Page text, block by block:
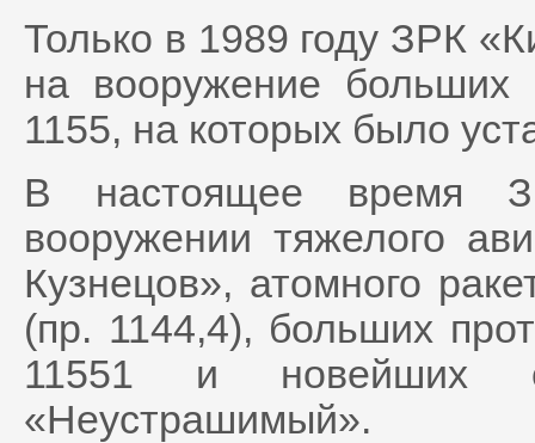
Только в 1989 году ЗРК
на вооружение больших
1155, на которых было
В настоящее время
вооружении тяжелого
Кузнецов», атомного
(пр. 1144,4), больших
11551 и новейших
«Неустрашимый».